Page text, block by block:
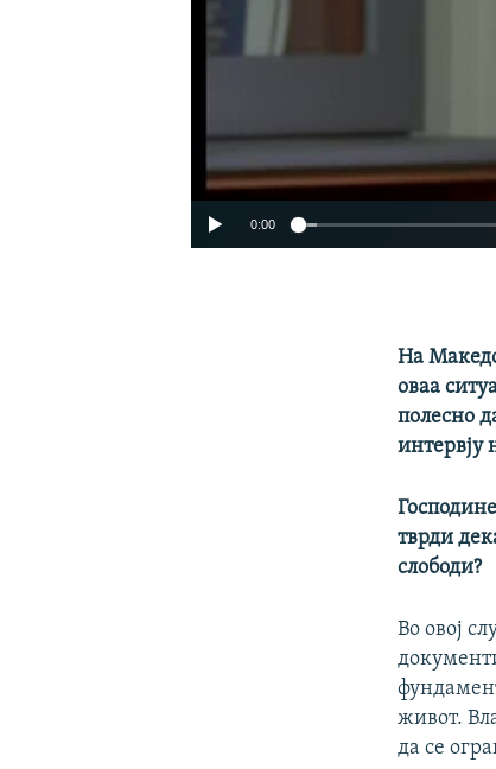
0:00
На
оваа
полесно
интервју
тврди
слободи?
Во овој
живот.
да се